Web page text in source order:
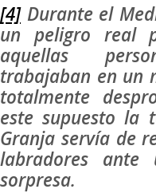
[4]Durante el
un peligro real
aquellas
trabajaban en un
totalmente
este supuesto la
Granja servía de
labradores ante
sorpresa.